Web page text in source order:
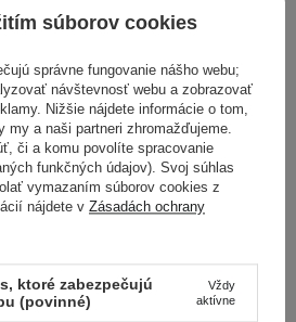
-
ílom
Mary&May - Lemon
Niacinamide Glow Wash
off Pack - Ílová maska s
rozjasňujúcim účinkom -
30g
7,90 €
súborov cookies
správne fungovanie nášho webu;
návštevnosť webu a zobrazovať
Nižšie nájdete informácie o tom,
my a naši partneri zhromažďujeme.
či a komu povolíte spracovanie
funkčných údajov). Svoj súhlas
vymazaním súborov cookies z
nájdete v Zásadách ochrany
ktoré zabezpečujú
(povinné)
Vždy
aktívne